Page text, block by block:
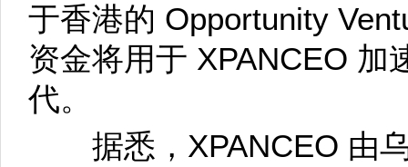
于香港的 Opportunity
资金将用于 XPANCEO 加
代。
据悉，XPANCEO 由乌